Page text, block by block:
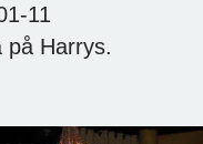
11
på Harrys.